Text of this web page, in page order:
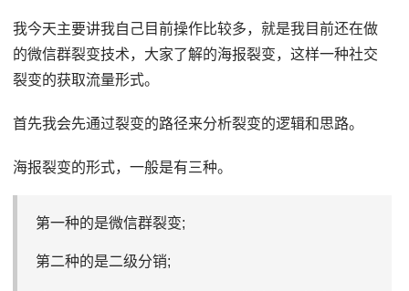
我今天主要讲我自己目前操作比较多，就是我目前还在做
的微信群裂变技术，大家了解的海报裂变，这样一种社交
裂变的获取流量形式。
首先我会先通过裂变的路径来分析裂变的逻辑和思路。
海报裂变的形式，一般是有三种。
第一种的是微信群裂变;
第二种的是二级分销;